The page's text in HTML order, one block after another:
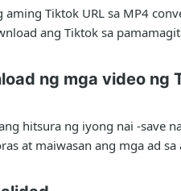
Tiktok URL sa MP4
ang Tiktok sa
ng mga video
hitsura ng iyong nai -save
at maiwasan ang mga ad